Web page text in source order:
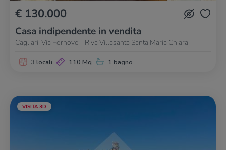
€ 130.000
Casa indipendente in vendita
Cagliari, Via Fornovo - Riva Villasanta Santa Maria Chiara
3 locali 110 Mq 1 bagno
VISITA 3D